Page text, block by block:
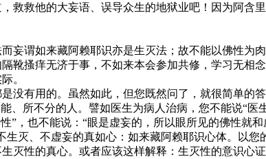
救他的大妄语、误导众生的地狱业吧！因为阿含
谓如来藏阿赖耶识亦是生灭法；故不能以佛性为
靴搔痒无济于事，不如来本会参加共修，学习无相
。
有用的。虽然如此，但您既然问了，就很简单的答
所不分的人。譬如医生为病人治病，您不能说“医
”，也不能说：“眼是虚妄的，所以眼所见的佛性就
灭、不虚妄的真如心：如来藏阿赖耶识心体。以您
灭性的真心。或者应该这样解释：生灭性的意识心